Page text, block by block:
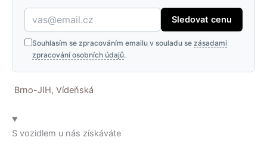
Sledovat cenu
Souhlasím se zpracováním emailu v souladu se zásadami
zpracování osobních údajů.
Brno-JIH, Vídeňská
S vozidlem u nás získáváte